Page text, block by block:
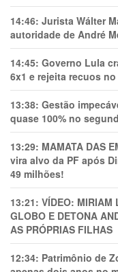
14:46: Jurista Wálter
autoridade de André
14:45: Governo Lula
6x1 e rejeita recuos no
13:38: Gestão
quase 100% no
13:29: MAMATA DAS
vira alvo da PF após
49 milhões!
13:21: VÍDEO: MIRIAM
GLOBO E DETONA
AS PRÓPRIAS FILHAS
12:34: Patrimônio de